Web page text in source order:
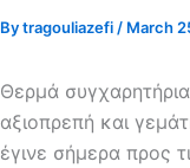
Bytragouliazefi / March
Θερμά
αξιοπρεπή και
έγινε σήμερα προς